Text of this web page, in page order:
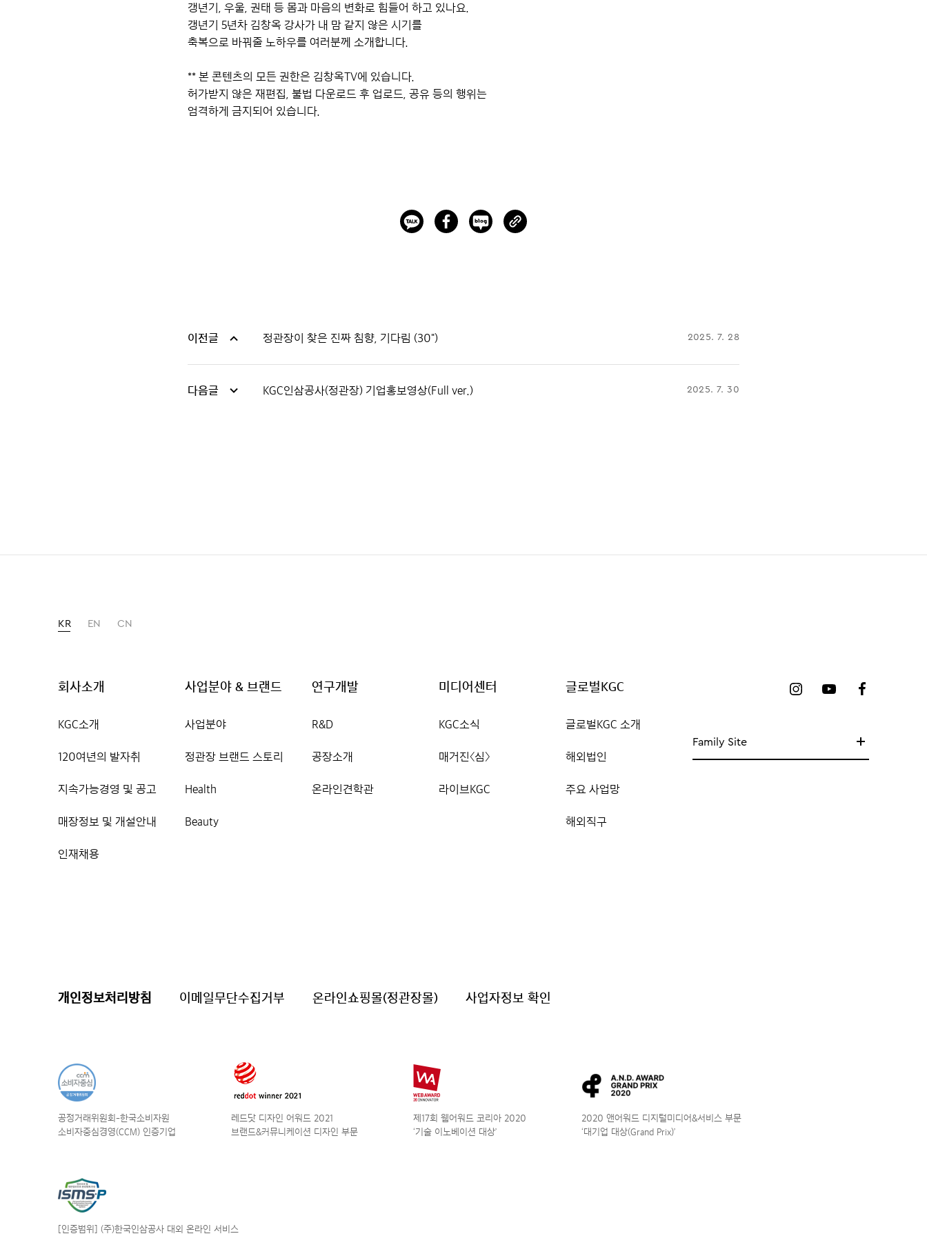
갱년기, 우울, 권태 등 몸과 마음의 변화로 힘들어 하고 있나요.
갱년기 5년차 김창옥 강사가 내 맘 같지 않은 시기를
축복으로 바꿔줄 노하우를 여러분께 소개합니다.
** 본 콘텐츠의 모든 권한은 김창옥TV에 있습니다.
허가받지 않은 재편집, 불법 다운로드 후 업로드, 공유 등의 행위는
엄격하게 금지되어 있습니다.
이전글 정관장이 찾은 진짜 침향, 기다림 (30") 2025. 7. 28
다음글 KGC인삼공사(정관장) 기업홍보영상(Full ver.) 2025. 7. 30
KR EN CN
회사소개
KGC소개
120여년의 발자취
지속가능경영 및 공고
매장정보 및 개설안내
인재채용
사업분야 & 브랜드
사업분야
정관장 브랜드 스토리
Health
Beauty
연구개발
R&D
공장소개
온라인견학관
미디어센터
KGC소식
매거진〈심〉
라이브KGC
글로벌KGC
글로벌KGC 소개
해외법인
주요 사업망
해외직구
Family Site
개인정보처리방침 이메일무단수집거부 온라인쇼핑몰(정관장몰) 사업자정보 확인
공정거래위원회-한국소비자원
소비자중심경영(CCM) 인증기업
레드닷 디자인 어워드 2021
브랜드&커뮤니케이션 디자인 부문
제17회 웹어워드 코리아 2020
‘기술 이노베이션 대상’
2020 앤어워드 디지털미디어&서비스 부문
‘대기업 대상(Grand Prix)’
[인증범위] (주)한국인삼공사 대외 온라인 서비스